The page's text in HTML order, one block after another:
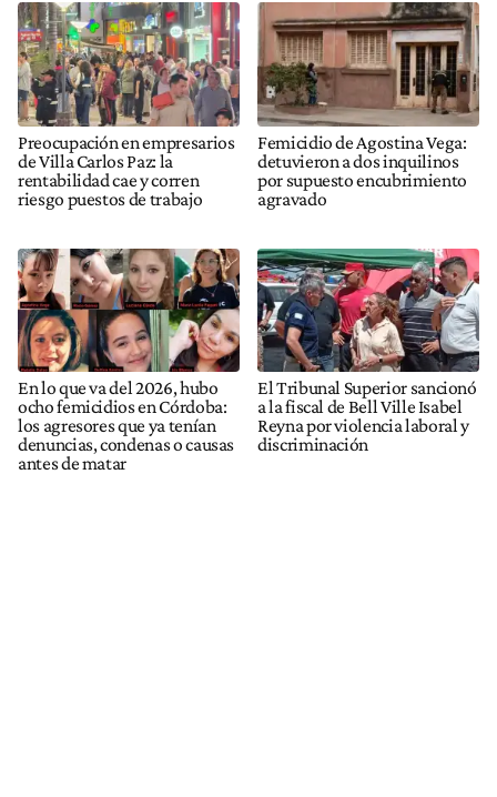
Preocupación en empresarios
de Villa Carlos Paz: la
rentabilidad cae y corren
riesgo puestos de trabajo
Femicidio de Agostina Vega:
detuvieron a dos inquilinos
por supuesto encubrimiento
agravado
En lo que va del 2026, hubo
ocho femicidios en Córdoba:
los agresores que ya tenían
denuncias, condenas o causas
antes de matar
El Tribunal Superior sancionó
a la fiscal de Bell Ville Isabel
Reyna por violencia laboral y
discriminación